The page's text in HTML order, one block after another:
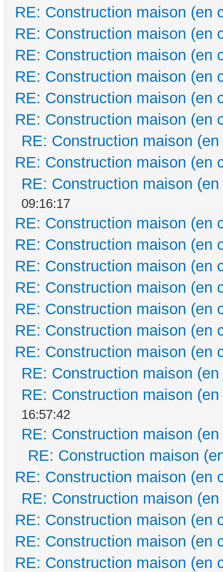
RE: Construction maison (en
RE: Construction maison (en
RE: Construction maison (en
RE: Construction maison (en
RE: Construction maison (en
RE: Construction maison (en
RE: Construction maison
RE: Construction maison (en
RE: Construction maison
09:16:17
RE: Construction maison (en
RE: Construction maison (en
RE: Construction maison (en
RE: Construction maison (en
RE: Construction maison (en
RE: Construction maison (en
RE: Construction maison (en
RE: Construction maison
RE: Construction maison
16:57:42
RE: Construction maison
RE: Construction maison
RE: Construction maison (en
RE: Construction maison
RE: Construction maison (en
RE: Construction maison (en
RE: Construction maison (en